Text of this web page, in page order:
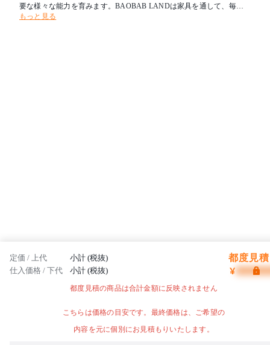
要な様々な能力を育みます。BAOBAB LANDは家具を通して、毎日
を楽しみながらぐんぐん成長していく子どもたちの「遊びたい」「使
もっと見る
定価 / 上代 小計 (税抜) 都度見
仕入価格 / 下代 小計 (税抜) ¥
都度見積の商品は合計金額に反映されません
こちらは価格の目安です。最終価格は、ご希望の
内容を元に個別にお見積もりいたします。